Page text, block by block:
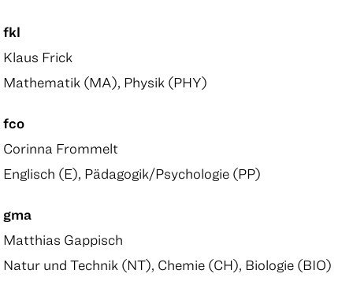
fkl
Klaus Frick
Mathematik (MA), Physik (PHY)
fco
Corinna Frommelt
Englisch (E), Pädagogik/Psychologie (PP)
gma
Matthias Gappisch
Natur und Technik (NT), Chemie (CH), Biologie (BIO)